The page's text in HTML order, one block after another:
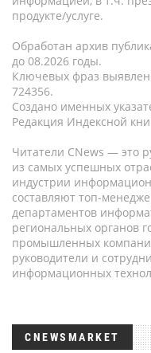
продукте/услуге.
Обработан архив
до 08.2026 годы.
Ключевых фраз
724356.
Создано именных
Редакция Индексной
Читатели CNews — это
из самых успешных
индустрии
составляют топ-
департаментов
региональных органов
промышленных
руководители и
информационных
CNEWSMARKET